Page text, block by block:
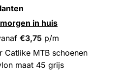
morgen in huis
€3,75 p/m
Catlike MTB schoenen
maat 45 grijs